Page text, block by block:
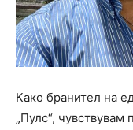
Како бранител на
„Пулс“,